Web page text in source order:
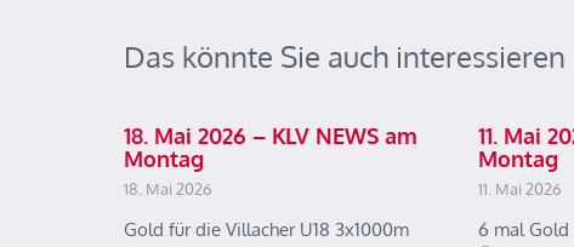
Das könnte Sie auch interessieren
18. Mai 2026 – KLV NEWS am
Montag
18. Mai 2026
Gold für die Villacher U18 3x1000m
11. Mai
Montag
11. Mai 2026
6 mal Gold